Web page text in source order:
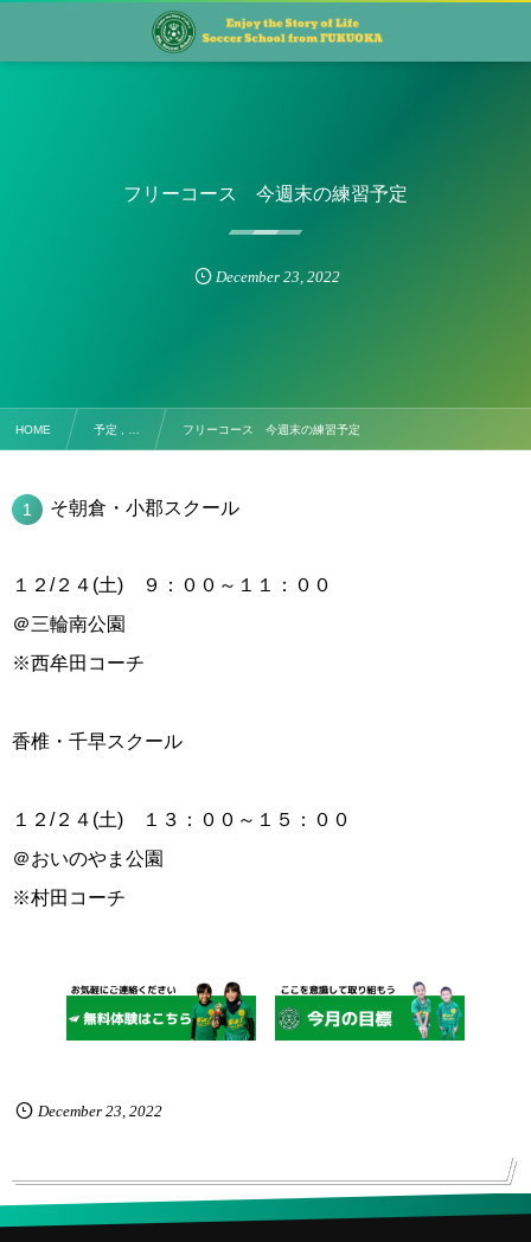
フリーコース 今週末の練習予定
December 23 ,2022
HOME 予定 , … フリーコース 今週末の練習予定
そ朝倉・小郡スクール
１２/２４(土) ９：００～１１：００
＠三輪南公園
※西牟田コーチ
香椎・千早スクール
１２/２４(土) １３：００～１５：００
＠おいのやま公園
※村田コーチ
December 23, 2022